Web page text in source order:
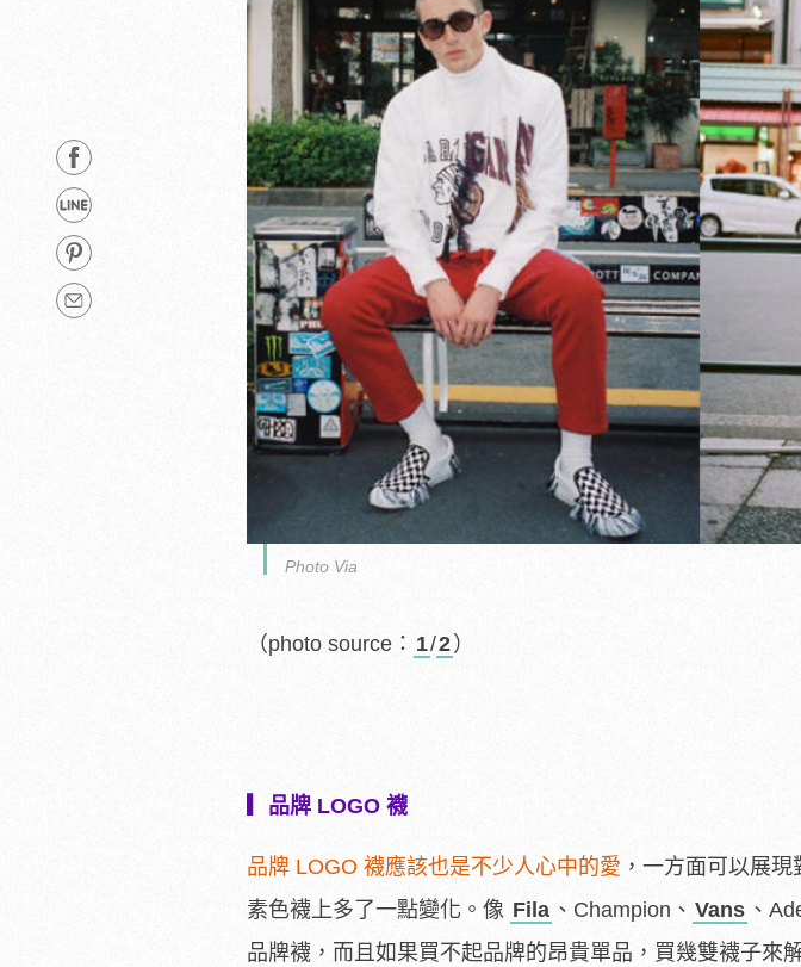
Photo Via
（photo source： 1/2）
▎品牌 LOGO 襪
品牌 LOGO 襪應該也是不少人心中的愛 ，一方面可以展
素色襪上多了一點變化。像 Fila 、Champion、 Vans 、
品牌襪，而且如果買不起品牌的昂貴單品，買幾雙襪子來